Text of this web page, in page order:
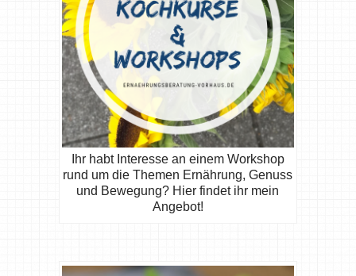
Ihr habt Interesse an einem Workshop
rund um die Themen Ernährung, Genuss
und Bewegung? Hier findet ihr mein
Angebot!